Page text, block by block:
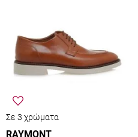
Σε 3 χρώματα
RAYMONT